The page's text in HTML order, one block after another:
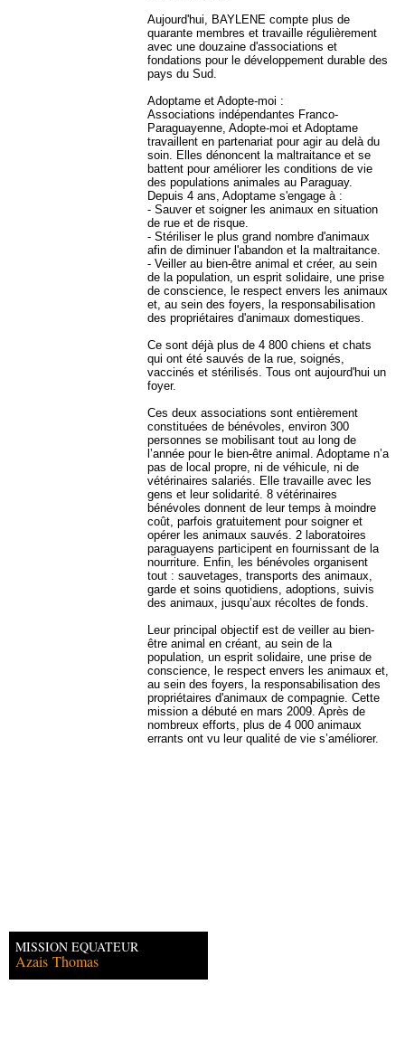
Aujourd'hui, BAYLENE compte plus de
quarante membres et travaille régulièrement
avec une douzaine d'associations et
fondations pour le développement durable des
pays du Sud.
Adoptame et Adopte-moi :
Associations indépendantes Franco-
Paraguayenne, Adopte-moi et Adoptame
travaillent en partenariat pour agir au delà du
soin. Elles dénoncent la maltraitance et se
battent pour améliorer les conditions de vie
des populations animales au Paraguay.
Depuis 4 ans, Adoptame s'engage à :
- Sauver et soigner les animaux en situation
de rue et de risque.
- Stériliser le plus grand nombre d'animaux
afin de diminuer l'abandon et la maltraitance.
- Veiller au bien-être animal et créer, au sein
de la population, un esprit solidaire, une prise
de conscience, le respect envers les animaux
et, au sein des foyers, la responsabilisation
des propriétaires d'animaux domestiques.
Ce sont déjà plus de 4 800 chiens et chats
qui ont été sauvés de la rue, soignés,
vaccinés et stérilisés. Tous ont aujourd'hui un
foyer.
Ces deux associations sont entièrement
constituées de bénévoles, environ 300
personnes se mobilisant tout au long de
l’année pour le bien-être animal. Adoptame n’a
pas de local propre, ni de véhicule, ni de
vétérinaires salariés. Elle travaille avec les
gens et leur solidarité. 8 vétérinaires
bénévoles donnent de leur temps à moindre
coût, parfois gratuitement pour soigner et
opérer les animaux sauvés. 2 laboratoires
paraguayens participent en fournissant de la
nourriture. Enfin, les bénévoles organisent
tout : sauvetages, transports des animaux,
garde et soins quotidiens, adoptions, suivis
des animaux, jusqu’aux récoltes de fonds.
Leur principal objectif est de veiller au bien-
être animal en créant, au sein de la
population, un esprit solidaire, une prise de
conscience, le respect envers les animaux et,
au sein des foyers, la responsabilisation des
propriétaires d'animaux de compagnie. Cette
mission a débuté en mars 2009. Après de
nombreux efforts, plus de 4 000 animaux
errants ont vu leur qualité de vie s’améliorer.
MISSION EQUATEUR
Azais Thomas